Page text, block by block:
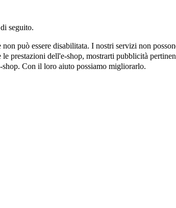
seguito.
non può essere disabilitata. I nostri servizi non
prestazioni dell'e-shop, mostrarti pubblicità
Con il loro aiuto possiamo migliorarlo.